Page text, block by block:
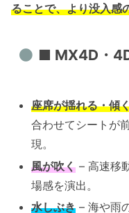
ることで、より没入感
■ MX4D・
座席が揺れる・傾
合わせてシートが
現。
風が吹く – 高速移
場感を演出。
水しぶき – 海や雨